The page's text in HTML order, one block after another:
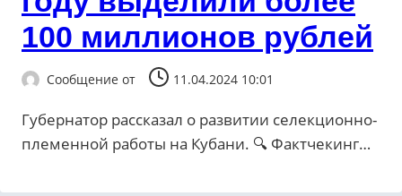
100 миллионов рублей
Сообщение от 11.04.2024 10:01
Губернатор рассказал о развитии селекционно-
племенной работы на Кубани. 🔍 Фактчекинг…